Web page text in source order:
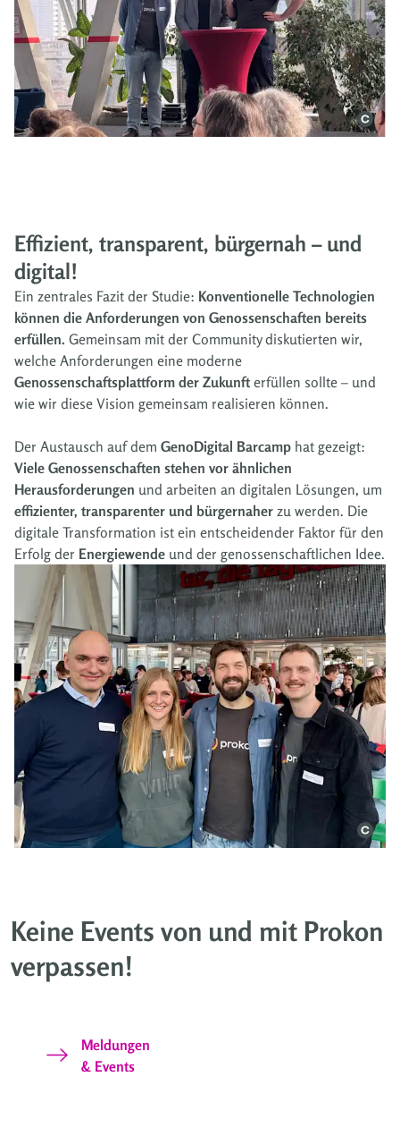
Effizient, transparent, bürgernah – und
digital!
Ein zentrales Fazit der Studie: Konventionelle Technologien
können die Anforderungen von Genossenschaften bereits
erfüllen. Gemeinsam mit der Community diskutierten wir,
welche Anforderungen eine moderne
Genossenschaftsplattform der Zukunft erfüllen sollte – und
wie wir diese Vision gemeinsam realisieren können.
Der Austausch auf dem GenoDigital Barcamp hat gezeigt:
Viele Genossenschaften stehen vor ähnlichen
Herausforderungen und arbeiten an digitalen Lösungen, um
effizienter, transparenter und bürgernaher zu werden. Die
digitale Transformation ist ein entscheidender Faktor für den
Erfolg der Energiewende und der genossenschaftlichen Idee.
Keine Events von und mit Prokon
verpassen!
Meldungen
& Events